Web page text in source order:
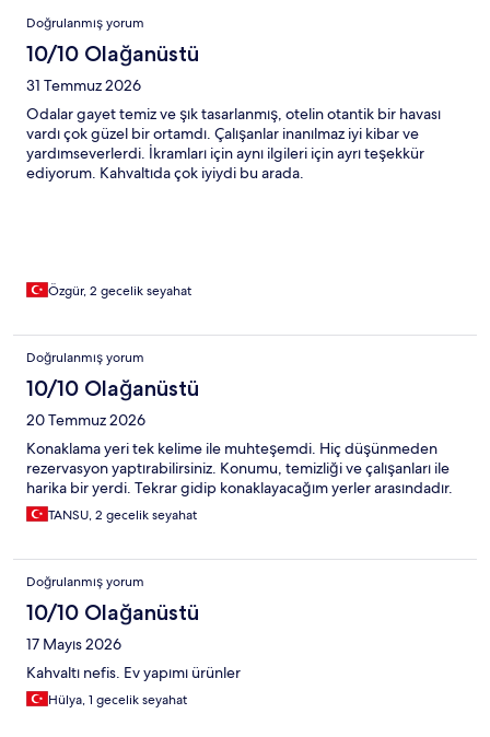
Yorumlar
Doğrulanmış yorum
10/10 Olağanüstü
31 Temmuz 2026
Odalar gayet temiz ve şık tasarlanmış, otelin otantik bir havası
vardı çok güzel bir ortamdı. Çalışanlar inanılmaz iyi kibar ve
yardımseverlerdi. İkramları için aynı ilgileri için ayrı teşekkür
ediyorum. Kahvaltıda çok iyiydi bu arada.
Özgür, 2 gecelik seyahat
Doğrulanmış yorum
10/10 Olağanüstü
20 Temmuz 2026
Konaklama yeri tek kelime ile muhteşemdi. Hiç düşünmeden
rezervasyon yaptırabilirsiniz. Konumu, temizliği ve çalışanları ile
harika bir yerdi. Tekrar gidip konaklayacağım yerler arasındadır.
TANSU, 2 gecelik seyahat
Doğrulanmış yorum
10/10 Olağanüstü
17 Mayıs 2026
Kahvaltı nefis. Ev yapımı ürünler
Hülya, 1 gecelik seyahat